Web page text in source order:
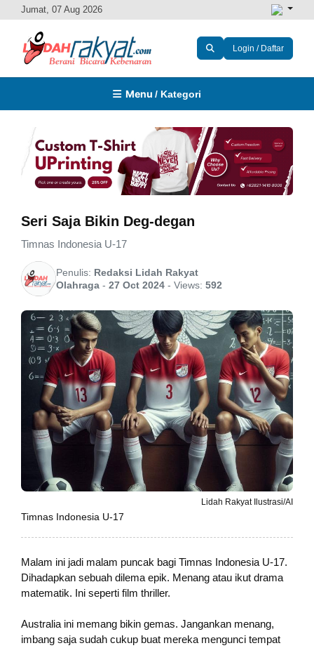
Jumat, 07 Aug 2026
Login / Daftar
Menu / Kategori
Seri Saja Bikin Deg-degan
Timnas Indonesia U-17
Penulis: Redaksi Lidah Rakyat
Olahraga - 27 Oct 2024 - Views: 592
Lidah Rakyat Ilustrasi/AI
Timnas Indonesia U-17
Malam ini jadi malam puncak bagi Timnas Indonesia U-17.
Dihadapkan sebuah dilema epik. Menang atau ikut drama
matematik. Ini seperti film thriller.
Australia ini memang bikin gemas. Jangankan menang,
imbang saja sudah cukup buat mereka mengunci tempat